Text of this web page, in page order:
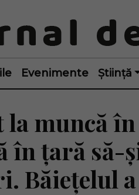
Evenimente Știință
la muncă
în țară să-
Băiețelul